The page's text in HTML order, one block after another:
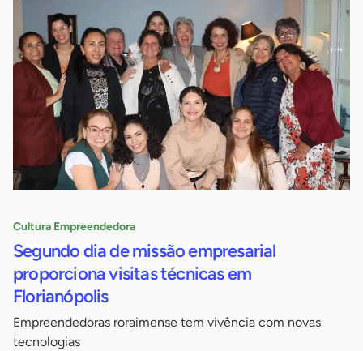
Notícias
Cultura Empreendedora
Segundo dia de missão empresarial
proporciona visitas técnicas em
Florianópolis
Empreendedoras roraimense tem vivência com novas
tecnologias